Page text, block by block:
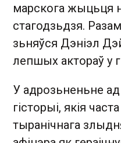
марскога жыцьця
стагодзьдзя.
зьняўся Дэніэл
лепшых актораў у
У адрозьненьне
гісторыі, якія
тыранічнага